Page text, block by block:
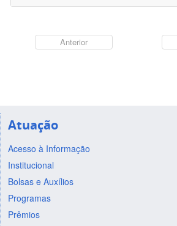
Anterior
Atuação
Acesso à Informação
Institucional
Bolsas e Auxílios
Programas
Prêmios